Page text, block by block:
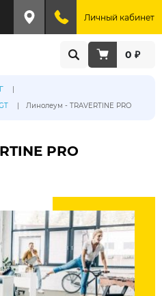
Личный кабинет
0 ₽
Линолеум - TRAVERTINE PRO
PRO